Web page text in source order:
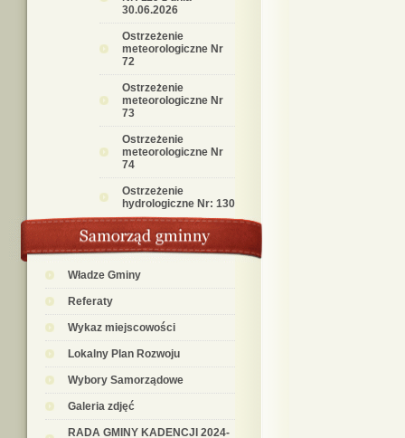
30.06.2026
Ostrzeżenie
meteorologiczne Nr
72
Ostrzeżenie
meteorologiczne Nr
73
Ostrzeżenie
meteorologiczne Nr
74
Ostrzeżenie
hydrologiczne Nr: 130
Władze Gminy
Referaty
Wykaz miejscowości
Lokalny Plan Rozwoju
Wybory Samorządowe
Galeria zdjęć
RADA GMINY KADENCJI 2024-